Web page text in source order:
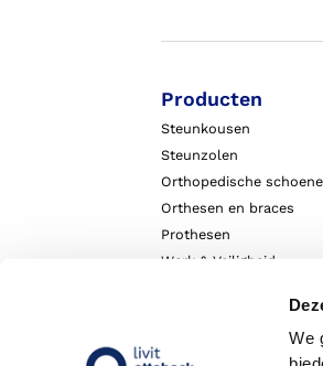
We
Producten
Steunkousen
Steunzolen
Orthopedische
Orthesen en braces
Prothesen
Werk & Veiligheid